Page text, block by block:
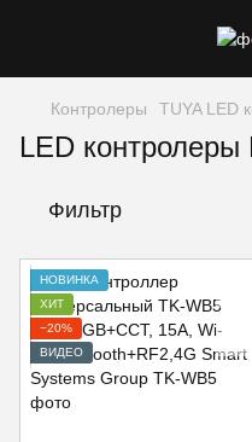
Контролеры TUYA LED
LED
Фильтр
НОВИНКА
ХИТ
−20%
ВИДЕО